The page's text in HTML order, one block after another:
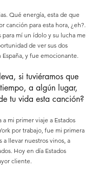
Qué energía, esta de que
canción para esta hora, ¿eh?.
mí un ídolo y su lucha me
de ver sus dos
y fue emocionante.
si tuviéramos que
a algún lugar,
tu vida esta canción?
a mi primer viaje a Estados
por trabajo, fue mi primera
a llevar nuestros vinos, a
Hoy en día Estados
cliente.